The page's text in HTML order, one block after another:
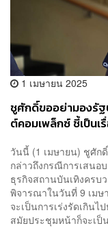
1 เมษายน 2025
ชูศักดิ์ขออย่ามองรัฐ
ต์คอมเพล็กซ์ ชี้เป็น
วันนี้ (1 เมษายน) ชูศัก
กล่าวถึงกรณีการเสนอ
ธุรกิจสถานบันเทิงครบ
พิจารณาในวันที่ 9 เม
จะเป็นการเร่งรัดเกินไ
สมัยประชุมหน้าก็จะเป็